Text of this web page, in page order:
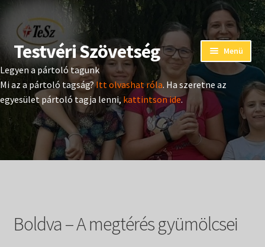
Ugrás
a
navigációhoz
Kilépés
a
tartalomba
Testvéri Szövetség Menü
Eseménynaptár
Adományozás
Pártoló tag belépés
menu
Kiadványok
Expand
Legyen a pártoló tagunk
Mi az a pártoló tagság?Itt olvashat róla. Ha szeretne az
egyesület pártoló tagja lenni, kattintson ide.
Boldva – A megtérés gyümölcsei